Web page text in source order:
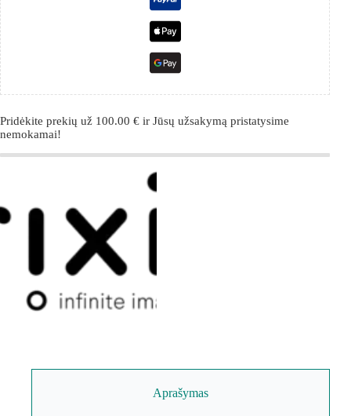
Pridėkite prekių už 100.00 € ir Jūsų užsakymą pristatysime
nemokamai!
Aprašymas